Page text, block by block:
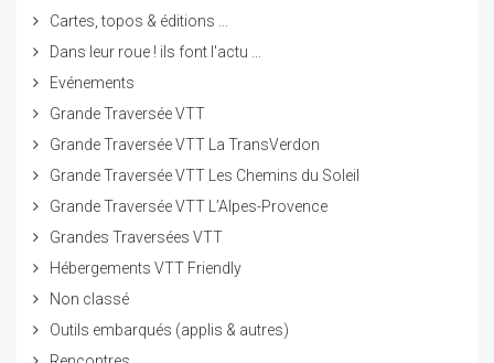
Cartes, topos & éditions ...
Dans leur roue ! ils font l'actu ...
Evénements
Grande Traversée VTT
Grande Traversée VTT La TransVerdon
Grande Traversée VTT Les Chemins du Soleil
Grande Traversée VTT L’Alpes-Provence
Grandes Traversées VTT
Hébergements VTT Friendly
Non classé
Outils embarqués (applis & autres)